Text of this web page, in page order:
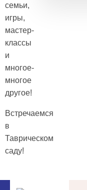
семьи,
игры,
мастер-
классы
и
многое-
многое
другое!
Встречаемся
в
Таврическом
саду!